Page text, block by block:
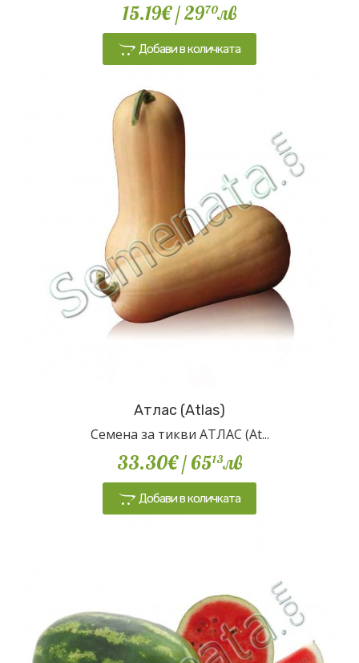
15.19€/ 2970лв
Добави в количката
Атлас (Atlas)
Семена за тикви АТЛАС (At...
33.30€/ 6513лв
Добави в количката